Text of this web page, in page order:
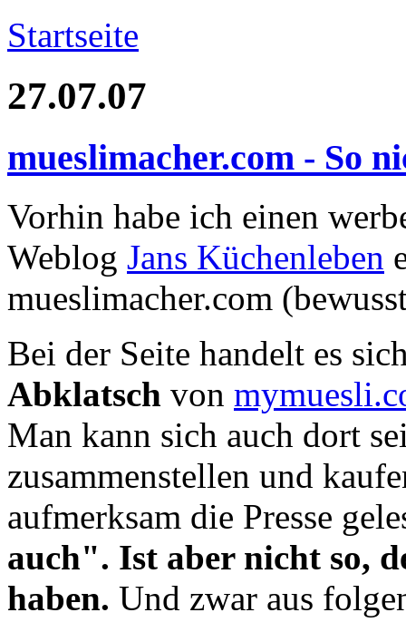
Startseite
27.07.07
mueslimacher.com - So
Vorhin habe ich einen
Weblog Jans Küchenleben
mueslimacher.com
Bei der Seite handelt es
Abklatsch von
Man kann sich auch dort
zusammenstellen und
aufmerksam die Presse
auch". Ist aber nicht so,
haben. Und zwar aus